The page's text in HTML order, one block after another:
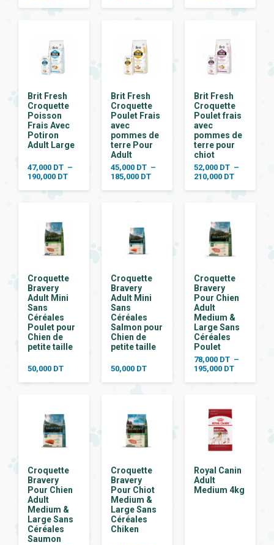
prix :
Brit Fresh
Croquette
Poisson
Frais Avec
Potiron
Adult Large
47,000 DT –
190,000 DTPlage
Brit Fresh
Croquette
Poulet Frais
avec
pommes de
terre Pour
Adult
45,000 DT –
185,000 DTPlage
Brit Fresh
Croquette
Poulet frais
avec
pommes de
terre pour
chiot
52,000 DT –
210,000 DTPlage
prix :
Croquette
Bravery
Adult Mini
Sans
Céréales
Poulet pour
Chien de
petite taille
50,000 DT
Croquette
Bravery
Adult Mini
Sans
Céréales
Salmon pour
Chien de
petite taille
50,000 DT
Croquette
Bravery
Pour Chien
Adult
Medium &
Large Sans
Céréales
Poulet
78,000 DT –
195,000 DTPlage
prix :
Croquette
Bravery
Pour Chien
Adult
Medium &
Large Sans
Céréales
Saumon
Croquette
Bravery
Pour Chiot
Medium &
Large Sans
Céréales
Chiken
Royal Canin
Adult
Medium 4kg